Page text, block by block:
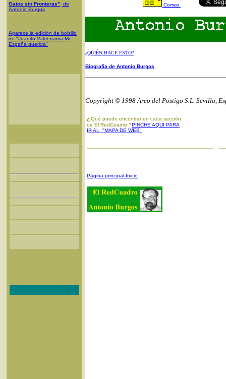
Gatos sin Fronteras" , de
Antonio Burgos
Aparece la edición de bolsillo
de "Juanito Valderrama:Mi
España querida"
Correo
¿QUIÉN HACE ESTO?
Biografía de Antonio Burgos
Copyright © 1998 Arco del Postigo S.L. Sevilla,
¿ Qué puede encontrar en cada sección
de El RedCuadro ?PINCHE AQUI PARA
IR AL "MAPA DE WEB"
Página principal-Inicio